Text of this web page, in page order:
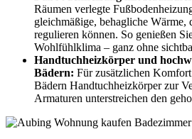
Räumen verlegte
gleichmäßige, behagliche Wärme,
regulieren können. So genießen
Wohlfühlklima – ganz ohne
Handtuchheizkörper und
Bädern: Für zusätzlichen
Bädern Handtuchheizkörper zur
Armaturen unterstreichen den